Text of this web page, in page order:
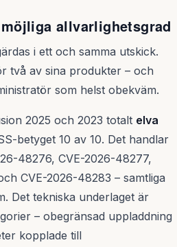
allvarlighetsgrad
i ett och samma utskick.
två av sina produkter – och
som helst obekväm.
2025 och 2023 totalt elva
betyget 10 av 10. Det handlar
48276, CVE-2026-48277,
CVE-2026-48283 – samtliga
Det tekniska underlaget är
– obegränsad uppladdning
kopplade till